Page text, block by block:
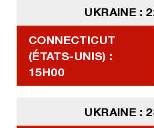
UKRAINE :
CONNECTICUT
(ÉTATS-UNIS) :
15H00
UKRAINE :